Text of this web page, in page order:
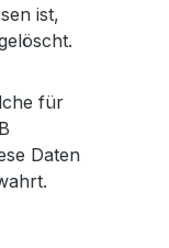
ist,
für
Daten